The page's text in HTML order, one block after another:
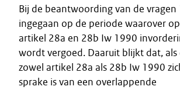
Bij de beantwoording van de vragen
ingegaan op de periode waarover
artikel 28a en 28b Iw 1990
wordt vergoed. Daaruit blijkt dat, als
zowel artikel 28a als 28b Iw 1990
sprake is van een overlappende